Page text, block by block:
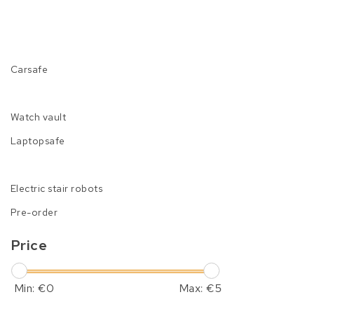
Carsafe
Watch vault
Laptopsafe
Electric stair robots
Pre-order
Price
Min: €0 Max: €5